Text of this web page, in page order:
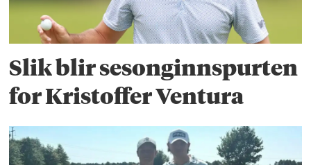
Slik blir sesonginnspurten
for Kristoffer Ventura